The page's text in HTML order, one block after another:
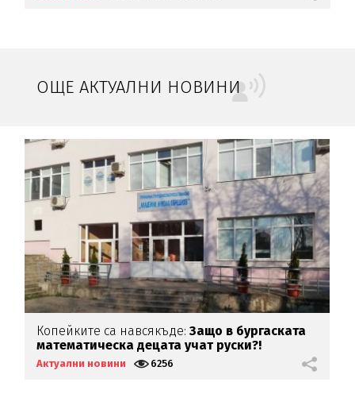
ОЩЕ АКТУАЛНИ НОВИНИ
Копейките са навсякъде:Защо в бургаската
математическа децата учат руски?!
Актуални новини 6256